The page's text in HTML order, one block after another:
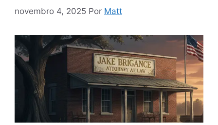
novembro 4, 2025 Por Matt